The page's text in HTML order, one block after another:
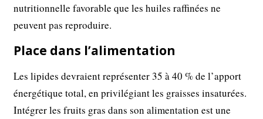
nutritionnelle favorable que les huiles raffinées ne
peuvent pas reproduire.
Place dans l’alimentation
Les lipides devraient représenter 35 à 40 % de l’apport
énergétique total, en privilégiant les graisses insaturées.
Intégrer les fruits gras dans son alimentation est une